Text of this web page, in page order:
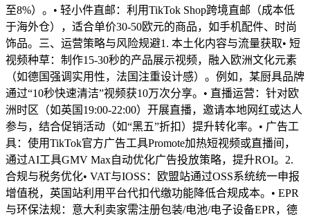
至8%）。• 轻小件直邮：利用TikTok Shop跨境直邮（成本低
于海外仓），适合单价30-50欧元的商品，如手机配件、时尚
饰品。三、运营策略与风险规避1. 本土化内容与流量获取• 短
视频种草：制作15-30秒的产品展示视频，融入欧洲文化元素
（如德国强调实用性，法国注重设计感）。例如，某厨具品牌
通过“10秒快速清洁”视频获10万次分享。• 直播运营：针对欧
洲时区（如英国19:00-22:00）开展直播，邀请本地网红或达人
参与，结合促销活动（如“黑五”折扣）提升转化率。• 广告工
具：使用TikTok官方广告工具Promote加热短视频或直播间，
通过AI工具GMV Max自动优化广告投放策略，提升ROI。2.
合规与税务优化• VAT与IOSS：欧盟站通过OSS系统统一申报
增值税，英国站利用平台代扣代缴功能降低合规成本。• EPR
与环保法规：意大利卖家需注册包装/电池/电子设备EPR，德